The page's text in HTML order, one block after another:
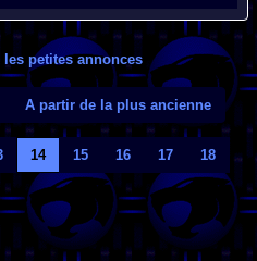
petites annonces
A partir de la plus ancienne
14 15 16 17 18